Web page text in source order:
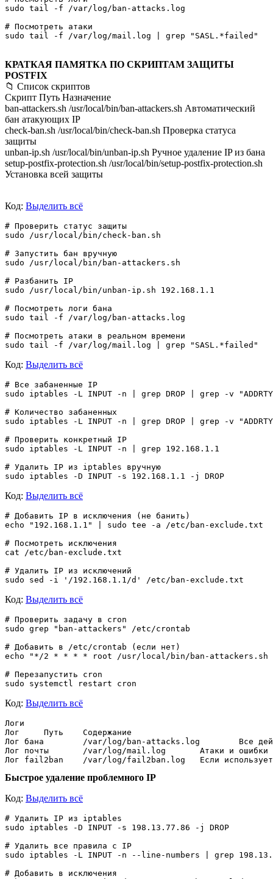
sudo tail -f /var/log/ban-attacks.log
# Посмотреть атаки
КРАТКАЯ ПАМЯТКА ПО СКРИПТАМ ЗАЩИТЫ
POSTFIX
📁 Список скриптов
Скрипт Путь Назначение
ban-attackers.sh /usr/local/bin/ban-attackers.sh Автоматический
бан атакующих IP
check-ban.sh /usr/local/bin/check-ban.sh Проверка статуса
защиты
unban-ip.sh /usr/local/bin/unban-ip.sh Ручное удаление IP из бана
setup-postfix-protection.sh /usr/local/bin/setup-postfix-protection.sh
Установка всей защиты
Код: Выделить всё
# Проверить статус защиты
sudo /usr/local/bin/check-ban.sh
# Запустить бан вручную
sudo /usr/local/bin/ban-attackers.sh
# Разбанить IP
sudo /usr/local/bin/unban-ip.sh 192.168.1.1
# Посмотреть логи бана
sudo tail -f /var/log/ban-attacks.log
# Посмотреть атаки в реальном времени
Код: Выделить всё
# Все забаненные IP
sudo iptables -L INPUT -n | grep DROP | grep -v
# Количество забаненных
sudo iptables -L INPUT -n | grep DROP | grep -v
# Проверить конкретный IP
sudo iptables -L INPUT -n | grep 192.168.1.1
# Удалить IP из iptables вручную
Код: Выделить всё
# Добавить IP в исключения (не банить)
echo "192.168.1.1" | sudo tee -a /etc/ban-exclude.txt
# Посмотреть исключения
cat /etc/ban-exclude.txt
# Удалить IP из исключений
Код: Выделить всё
# Проверить задачу в cron
sudo grep "ban-attackers" /etc/crontab
# Добавить в /etc/crontab (если нет)
echo "*/2 * * * * root /usr/local/bin/ban-attackers.sh
# Перезапустить cron
Код: Выделить всё
Логи
Лог	Путь	Содержание
Лог бана	/var/log/ban-attacks.log	Все действия скрипта бана
Лог почты	/var/log/mail.log	Атаки и ошибки Postfix
Быстрое удаление проблемного IP
Код: Выделить всё
# Удалить IP из iptables
sudo iptables -D INPUT -s 198.13.77.86 -j DROP
# Удалить все правила с IP
sudo iptables -L INPUT -n --line-numbers | grep
# Добавить в исключения